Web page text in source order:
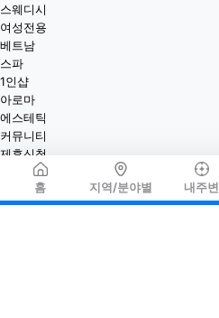
홈 지역/분야별 내주변
스웨디시
여성전용
베트남
스파
1인샵
아로마
에스테틱
커뮤니티
제휴신청